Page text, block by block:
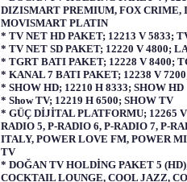
DIZISMART PREMIUM, FOX CRIME,
MOVISMART PLATIN
* TV NET HD PAKET; 12213 V 5833;
* TV NET SD PAKET; 12220 V 4800;
* TGRT BATI PAKET; 12228 V 8400;
* KANAL 7 BATI PAKET; 12238 V
* SHOW HD; 12210 H 8333; SHOW HD
* Show TV; 12219 H 6500; SHOW TV
* GÜÇ DİJİTAL PLATFORMU; 12265
RADIO 5, P-RADIO 6, P-RADIO 7, P-
ITALY, POWER LOVE FM, POWER
TV
* DOĞAN TV HOLDİNG PAKET 5
COCKTAIL LOUNGE, COOL JAZZ,